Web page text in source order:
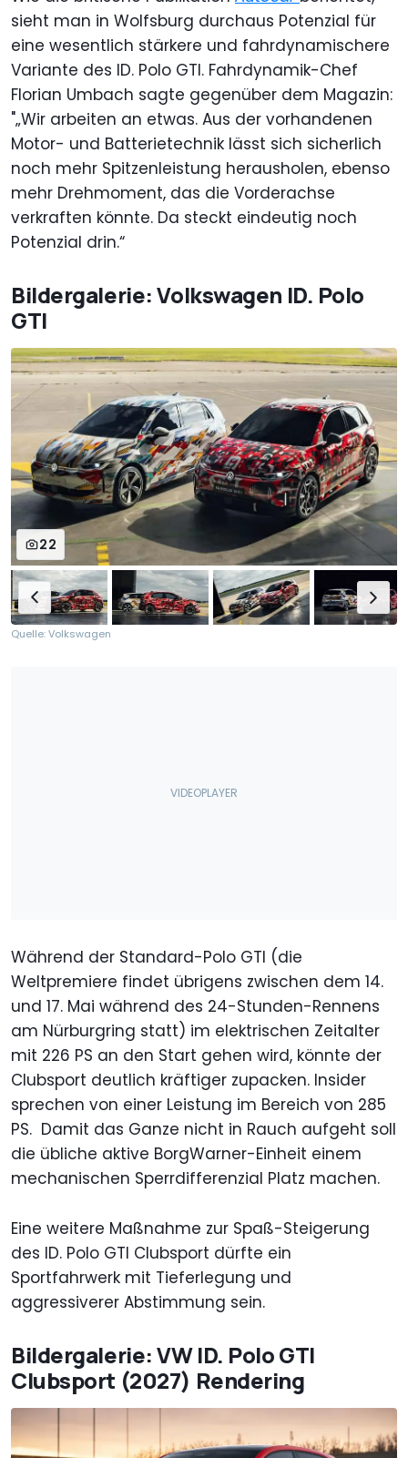
sieht man in Wolfsburg durchaus Potenzial für
eine wesentlich stärkere und fahrdynamischere
Variante des ID. Polo GTI. Fahrdynamik-Chef
Florian Umbach sagte gegenüber dem Magazin:
"„Wir arbeiten an etwas. Aus der vorhandenen
Motor- und Batterietechnik lässt sich sicherlich
noch mehr Spitzenleistung herausholen, ebenso
mehr Drehmoment, das die Vorderachse
verkraften könnte. Da steckt eindeutig noch
Potenzial drin.“
Bildergalerie: Volkswagen ID. Polo
GTI
22
Quelle: Volkswagen
Während der Standard-Polo GTI (die
Weltpremiere findet übrigens zwischen dem 14.
und 17. Mai während des 24-Stunden-Rennens
am Nürburgring statt) im elektrischen Zeitalter
mit 226 PS an den Start gehen wird, könnte der
Clubsport deutlich kräftiger zupacken. Insider
sprechen von einer Leistung im Bereich von 285
PS. Damit das Ganze nicht in Rauch aufgeht soll
die übliche aktive BorgWarner-Einheit einem
mechanischen Sperrdifferenzial Platz machen.
Eine weitere Maßnahme zur Spaß-Steigerung
des ID. Polo GTI Clubsport dürfte ein
Sportfahrwerk mit Tieferlegung und
aggressiverer Abstimmung sein.
Bildergalerie: VW ID. Polo GTI
Clubsport (2027) Rendering